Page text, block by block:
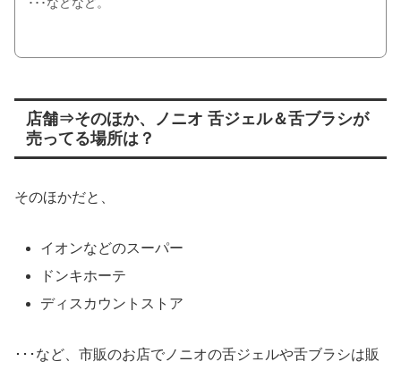
･･･などなど。
店舗⇒そのほか、ノニオ 舌ジェル＆舌ブラシが
売ってる場所は？
そのほかだと、
イオンなどのスーパー
ドンキホーテ
ディスカウントストア
･･･など、市販のお店でノニオの舌ジェルや舌ブラシは販